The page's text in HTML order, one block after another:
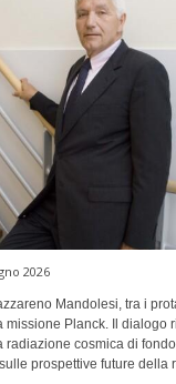
2026
Mandolesi, tra i
Planck. Il dialogo
radiazione cosmica di
prospettive future della